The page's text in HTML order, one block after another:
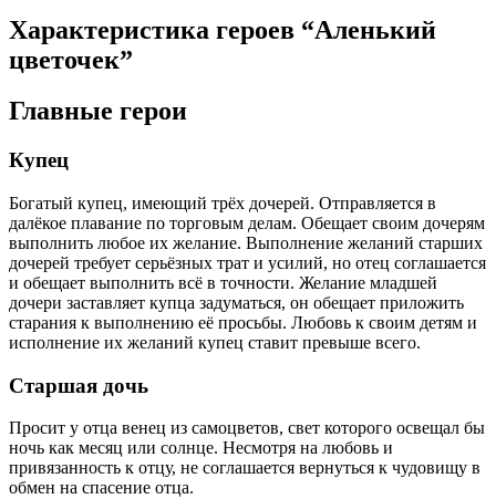
Характеристика героев “Аленький
цветочек”
Главные герои
Купец
Богатый купец, имеющий трёх дочерей. Отправляется в
далёкое плавание по торговым делам. Обещает своим дочерям
выполнить любое их желание. Выполнение желаний старших
дочерей требует серьёзных трат и усилий, но отец соглашается
и обещает выполнить всё в точности. Желание младшей
дочери заставляет купца задуматься, он обещает приложить
старания к выполнению её просьбы. Любовь к своим детям и
исполнение их желаний купец ставит превыше всего.
Старшая дочь
Просит у отца венец из самоцветов, свет которого освещал бы
ночь как месяц или солнце. Несмотря на любовь и
привязанность к отцу, не соглашается вернуться к чудовищу в
обмен на спасение отца.